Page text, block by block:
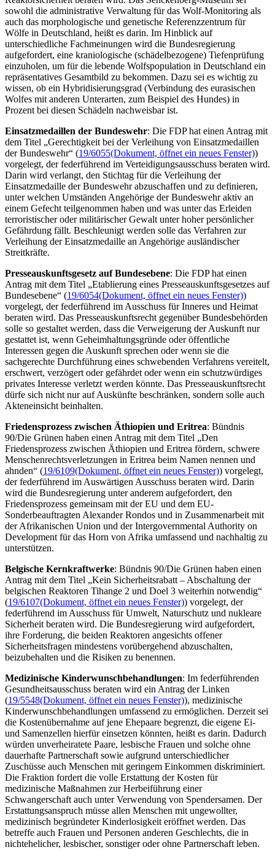
sowohl die administrative Verwaltung für das Wolf-Monitoring als
auch das morphologische und genetische Referenzzentrum für
Wölfe in Deutschland, heißt es darin. Im Hinblick auf
unterschiedliche Fachmeinungen wird die Bundesregierung
aufgefordert, eine kraniologische (schädelbezogene) Tiefenprüfung
einzuholen, um für die lebende Wolfspopulation in Deutschland ein
repräsentatives Gesamtbild zu bekommen. Dazu sei es wichtig zu
wissen, ob ein Hybridisierungsgrad (Verbindung des eurasischen
Wolfes mit anderen Unterarten, zum Beispiel des Hundes) in
Prozent bei diesen Schädeln nachweisbar ist.
Einsatzmedaillen der Bundeswehr: Die FDP hat einen Antrag mit
dem Titel „Gerechtigkeit bei der Verleihung von Einsatzmedaillen
der Bundeswehr“ (19/6055(Dokument, öffnet ein neues Fenster))
vorgelegt, der federführend im Verteidigungsausschuss beraten wird.
Darin wird verlangt, den Stichtag für die Verleihung der
Einsatzmedaille der Bundeswehr abzuschaffen und zu definieren,
unter welchen Umständen Angehörige der Bundeswehr aktiv an
einem Gefecht teilgenommen haben und was unter das Erleiden
terroristischer oder militärischer Gewalt unter hoher persönlicher
Gefährdung fällt. Beschleunigt werden solle das Verfahren zur
Verleihung der Einsatzmedaille an Angehörige ausländischer
Streitkräfte.
Presseauskunftsgesetz auf Bundesebene: Die FDP hat einen
Antrag mit dem Titel „Etablierung eines Presseauskunftsgesetzes auf
Bundesebene“ (19/6054(Dokument, öffnet ein neues Fenster))
vorgelegt, der federführend im Ausschuss für Inneres und Heimat
beraten wird. Das Presseauskunftsrecht gegenüber Bundesbehörden
solle so gestaltet werden, dass die Verweigerung der Auskunft nur
gestattet ist, wenn Geheimhaltungsgründe oder öffentliche
Interessen gegen die Auskunft sprechen oder wenn sie die
sachgerechte Durchführung eines schwebenden Verfahrens vereitelt,
erschwert, verzögert oder gefährdet oder wenn ein schutzwürdiges
privates Interesse verletzt werden könnte. Das Presseauskunftsrecht
dürfe sich nicht nur auf Auskünfte beschränken, sondern solle auch
Akteneinsicht beinhalten.
Friedensprozess zwischen Äthiopien und Eritrea: Bündnis
90/Die Grünen haben einen Antrag mit dem Titel „Den
Friedensprozess zwischen Äthiopien und Eritrea fördern, schwere
Menschenrechtsverletzungen in Eritrea beim Namen nennen und
ahnden“ (19/6109(Dokument, öffnet ein neues Fenster)) vorgelegt,
der federführend im Auswärtigen Ausschuss beraten wird. Darin
wird die Bundesregierung unter anderem aufgefordert, den
Friedensprozess gemeinsam mit der EU und dem EU-
Sonderbeauftragten Alexander Rondos und in Zusammenarbeit mit
der Afrikanischen Union und derIntergovernmental Authority on
Development für das Horn von Afrika umfassend und nachhaltig zu
unterstützen.
Belgische Kernkraftwerke: Bündnis 90/Die Grünen haben einen
Antrag mit dem Titel „Kein Sicherheitsrabatt – Abschaltung der
belgischen Reaktoren Tihange 2 und Doel 3 weiterhin notwendig“
(19/6107(Dokument, öffnet ein neues Fenster)) vorgelegt, der
federführend im Ausschuss für Umwelt, Naturschutz und nukleare
Sicherheit beraten wird. Die Bundesregierung wird aufgefordert,
ihre Forderung, die beiden Reaktoren angesichts offener
Sicherheitsfragen mindestens vorübergehend abzuschalten,
beizubehalten und die Risiken zu benennen.
Medizinische Kinderwunschbehandlungen: Im federführenden
Gesundheitsausschuss beraten wird ein Antrag der Linken
(19/5548(Dokument, öffnet ein neues Fenster)), medizinische
Kinderwunschbehandlungen umfassend zu ermöglichen. Derzeit sei
die Kostenübernahme auf jene Ehepaare begrenzt, die eigene Ei-
und Samenzellen hierfür einsetzen könnten, heißt es darin. Dadurch
würden unverheiratete Paare, lesbische Frauen und solche ohne
dauerhafte Partnerschaft sowie aufgrund unterschiedlicher
Zuschüsse auch Menschen mit geringem Einkommen diskriminiert.
Die Fraktion fordert die volle Erstattung der Kosten für
medizinische Maßnahmen zur Herbeiführung einer
Schwangerschaft auch unter Verwendung von Spendersamen. Der
Erstattungsanspruch müsse allen Menschen mit ungewollter,
medizinisch begründeter Kinderlosigkeit eröffnet werden. Das
betreffe auch Frauen und Personen anderen Geschlechts, die in
nichtehelicher, lesbischer, sonstiger oder ohne Partnerschaft leben.